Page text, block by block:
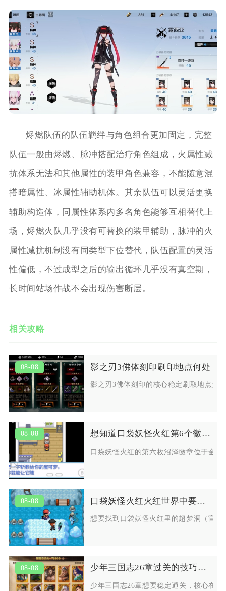
烬燃队伍的队伍羁绊与角色组合更加固定，完整
队伍一般由烬燃、脉冲搭配治疗角色组成，火属性减
抗体系无法和其他属性的装甲角色兼容，不能随意混
搭暗属性、冰属性辅助机体。其余队伍可以灵活更换
辅助构造体，同属性体系内多名角色能够互相替代上
场，烬燃火队几乎没有可替换的装甲辅助，脉冲的火
属性减抗机制没有同类型下位替代，队伍配置的灵活
性偏低，不过成型之后的输出循环几乎没有真空期，
长时间站场作战不会出现伤害断层。
相关攻略
08-08 影之刃3佛体刻印刷印地点何处
影之刃3佛体刻印的核心稳定刷取地点为
08-08 想知道口袋妖怪火红第6个徽章在哪取得
口袋妖怪火红的第六枚沼泽徽章位于金
08-08 口袋妖怪火红火红世界中要如何找到超梦洞
想要找到口袋妖怪火红里的超梦洞（官
08-08 少年三国志26章过关的技巧是什么
少年三国志26章想要稳定通关，核心在